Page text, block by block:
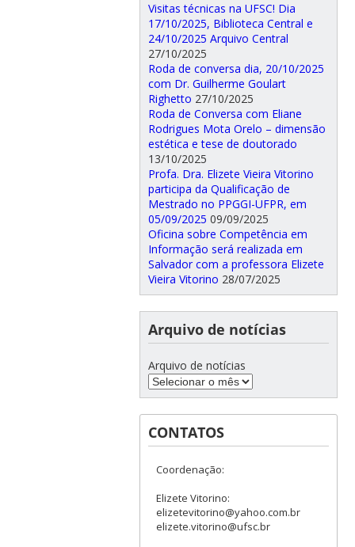
Visitas técnicas na UFSC! Dia
17/10/2025, Biblioteca Central e
24/10/2025 Arquivo Central
27/10/2025
Roda de conversa dia, 20/10/2025
com Dr. Guilherme Goulart
Righetto 27/10/2025
Roda de Conversa com Eliane
Rodrigues Mota Orelo – dimensão
estética e tese de doutorado
13/10/2025
Profa. Dra. Elizete Vieira Vitorino
participa da Qualificação de
Mestrado no PPGGI-UFPR, em
05/09/2025 09/09/2025
Oficina sobre Competência em
Informação será realizada em
Salvador com a professora Elizete
Vieira Vitorino 28/07/2025
Arquivo de notícias
Arquivo de notícias
CONTATOS
Coordenação:
Elizete Vitorino:
elizetevitorino@yahoo.com.br
elizete.vitorino@ufsc.br